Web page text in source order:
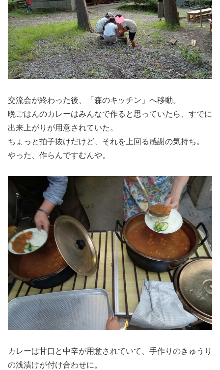
交流会が終わった後、「森のキッチン」へ移動。
晩ごはんのカレーはみんなで作ると思っていたら、すでに
出来上がりが用意されていた。
ちょっと拍子抜けだけど、それを上回る感謝の気持ち。
やった、作らんですむんや。
カレーは甘口と中辛が用意されていて、手作りのきゅうり
の浅漬けが付け合わせに。